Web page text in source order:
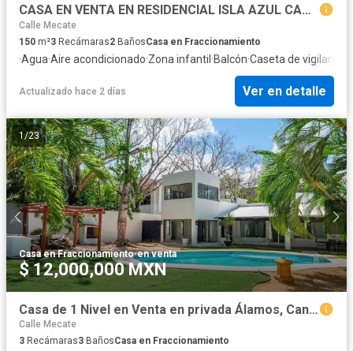
CASA EN VENTA EN RESIDENCIAL ISLA AZUL CANCUN
Calle Mecate
150 m²3 Recámaras2 BañosCasa en Fraccionamiento
·Agua·Aire acondicionado·Zona infantil ·Balcón·Caseta de vigilancia
Actualizado hace 2 días Ver en detalle
1/23
Casa en Fraccionamiento·en venta
$ 12,000,000 MXN
Casa de 1 Nivel en Venta en privada Álamos, Cancún
Calle Mecate
3 Recámaras3 BañosCasa en Fraccionamiento